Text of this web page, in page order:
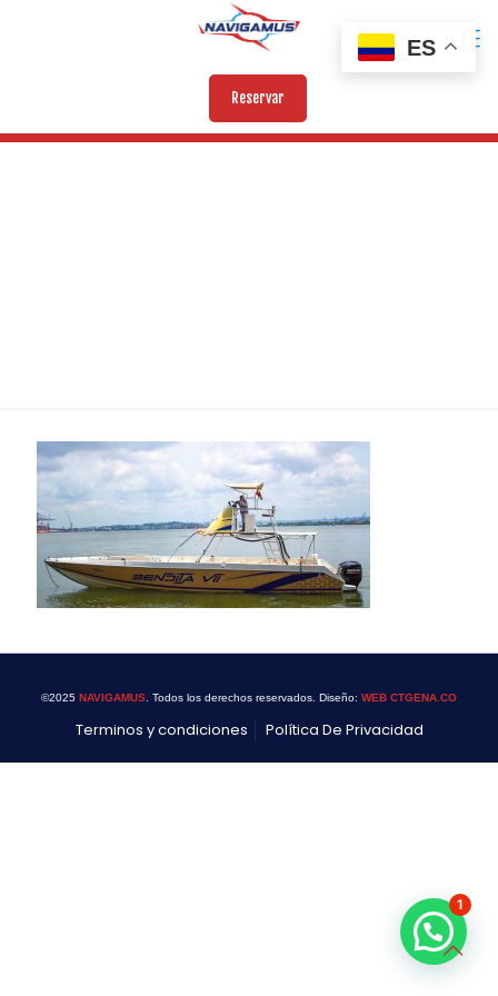
Reservar
©2025 NAVIGAMUS . Todos los derechos reservados. Diseño: WEB CTGENA.CO
Terminos y condiciones Política De Privacidad
ES
1